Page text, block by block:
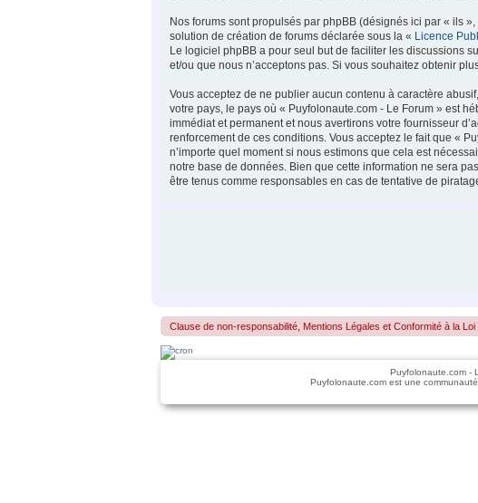
Nos forums sont propulsés par phpBB (désignés ici par « ils
solution de création de forums déclarée sous la « Licence
Le logiciel phpBB a pour seul but de faciliter les discussions
et/ou que nous n’acceptons pas. Si vous souhaitez obtenir
Vous acceptez de ne publier aucun contenu à caractère
votre pays, le pays où « Puyfolonaute.com - Le Forum » est
immédiat et permanent et nous avertirons votre fournisseur
renforcement de ces conditions. Vous acceptez le fait que «
n’importe quel moment si nous estimons que cela est
notre base de données. Bien que cette information ne sera
être tenus comme responsables en cas de tentative de
Clause de non-responsabilité, Mentions Légales et Conformité à la
Puyfolonaute.com -
Puyfolonaute.com est une